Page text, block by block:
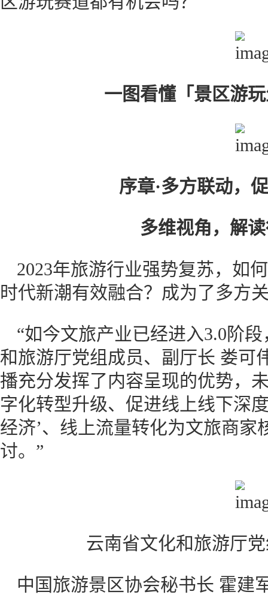
一图看懂「景区游
序章·多方联动，
多维视角，解
2023年旅游行业强势复苏，如
时代新潮有效融合？成为了多方
“如今文旅产业已经进入3.0阶
和旅游厅党组成员、副厅长 娄可
播充分发挥了内容呈现的优势，
字化转型升级、促进线上线下深
经济’、线上流量转化为文旅商家
讨。”
云南省文化和旅游厅
中国旅游景区协会秘书长 霍建